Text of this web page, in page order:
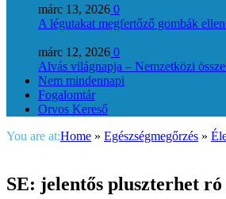
márc 13, 2026 0
A légutakat megfertőző gombák
márc 12, 2026 0
Alvás világnapja – Nemzetközi
Nem mindennapi
Fogalomtár
Orvos Kereső
You are at:Home » Egészségmegőrzés »
SE: jelentős pluszterhet ró